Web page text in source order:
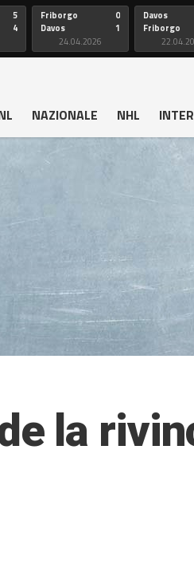
5
4
Friborgo
Davos
0
1
24.04.2026
Davos
Friborgo
NAZIONALE NHL
la